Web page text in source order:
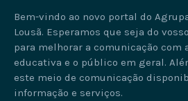
Bem-vindo ao novo portal do
Lousã. Esperamos que seja do
para melhorar a comunicação com
educativa e o público em geral.
este meio de comunicação
informação e serviços.